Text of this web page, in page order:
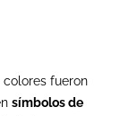
fueron
símbolos de